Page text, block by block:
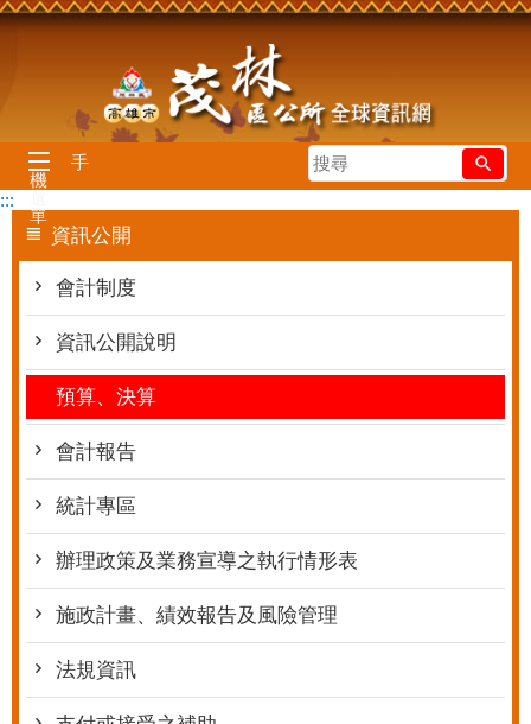
跳到主要內容區塊
搜
尋
手
機
單
:::
資訊公開
會計制度
資訊公開說明
預算、決算
會計報告
統計專區
辦理政策及業務宣導之執行情形表
施政計畫、績效報告及風險管理
法規資訊